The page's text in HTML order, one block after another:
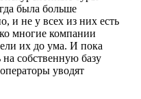
была больше
и не у всех из них есть
многие компании
их до ума. И пока
собственную базу
уводят